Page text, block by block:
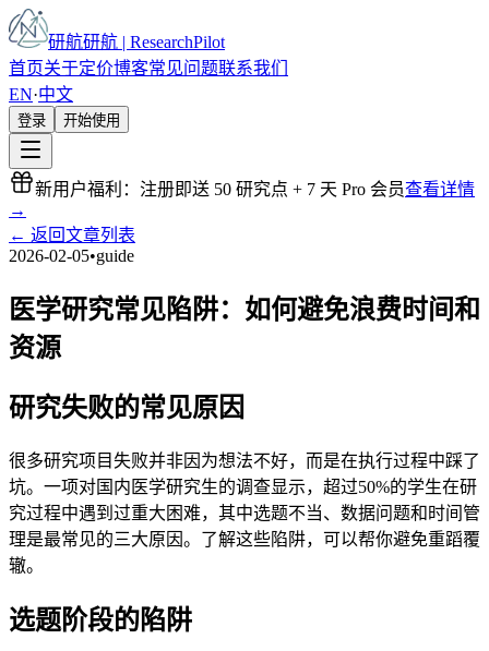
研航研航 | ResearchPilot
首页关于定价博客常见问题联系我们
EN·中文
登录 开始使用
新用户福利：注册即送 50 研究点 + 7 天 Pro 会员查看详情
→
← 返回文章列表
2026-02-05•guide
医学研究常见陷阱：如何避免浪费时间和
资源
研究失败的常见原因
很多研究项目失败并非因为想法不好，而是在执行过程中踩了
坑。一项对国内医学研究生的调查显示，超过50%的学生在研
究过程中遇到过重大困难，其中选题不当、数据问题和时间管
理是最常见的三大原因。了解这些陷阱，可以帮你避免重蹈覆
辙。
选题阶段的陷阱